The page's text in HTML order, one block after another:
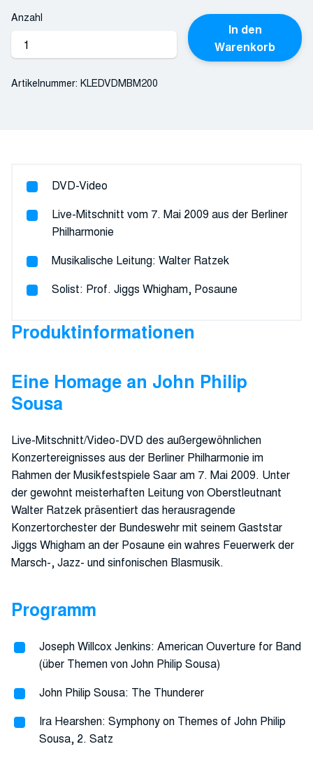
9,95 €.
Anzahl
Musikkorps
der
-
Sousa“
DVD
In den
Warenkorb
Artikelnummer: KLEDVDMBM200
DVD-Video
Live-Mitschnitt vom 7. Mai 2009 aus der Berliner
Philharmonie
Musikalische Leitung: Walter Ratzek
Solist: Prof. Jiggs Whigham, Posaune
Produktinformationen
Eine Homage an John Philip
Sousa
Live-Mitschnitt/Video-DVD des außergewöhnlichen
Konzertereignisses aus der Berliner Philharmonie im
Rahmen der Musikfestspiele Saar am 7. Mai 2009. Unter
der gewohnt meisterhaften Leitung von Oberstleutnant
Walter Ratzek präsentiert das herausragende
Konzertorchester der Bundeswehr mit seinem Gaststar
Jiggs Whigham an der Posaune ein wahres Feuerwerk der
Marsch-, Jazz- und sinfonischen Blasmusik.
Programm
Joseph Willcox Jenkins: American Ouverture for Band
(über Themen von John Philip Sousa)
John Philip Sousa: The Thunderer
Ira Hearshen: Symphony on Themes of John Philip
Sousa, 2. Satz